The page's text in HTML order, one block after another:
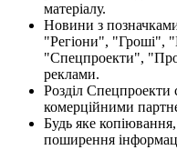
матеріалу.
Новини з
"Регіони", "Гроші",
"Спецпроекти",
реклами.
Розділ Спецпроекти
комерційними
Будь яке
поширення